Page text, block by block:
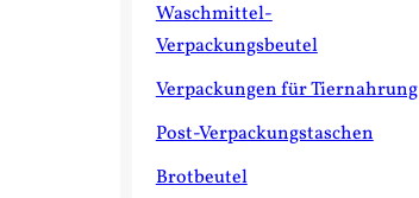
Waschmittel-
Verpackungsbeutel
Verpackungen für Tiernahrung
Post-Verpackungstaschen
Brotbeutel